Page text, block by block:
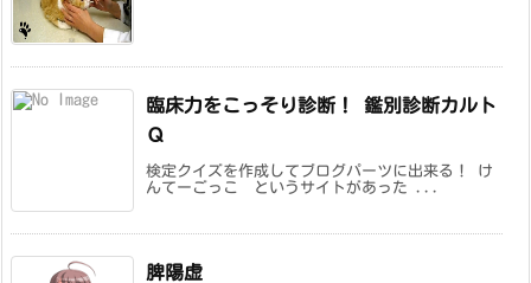
臨床力をこっそり診断！ 鑑別診断カルト
Ｑ
検定クイズを作成してブログパーツに出来る！ け
んてーごっこ というサイトがあった ...
脾陽虚